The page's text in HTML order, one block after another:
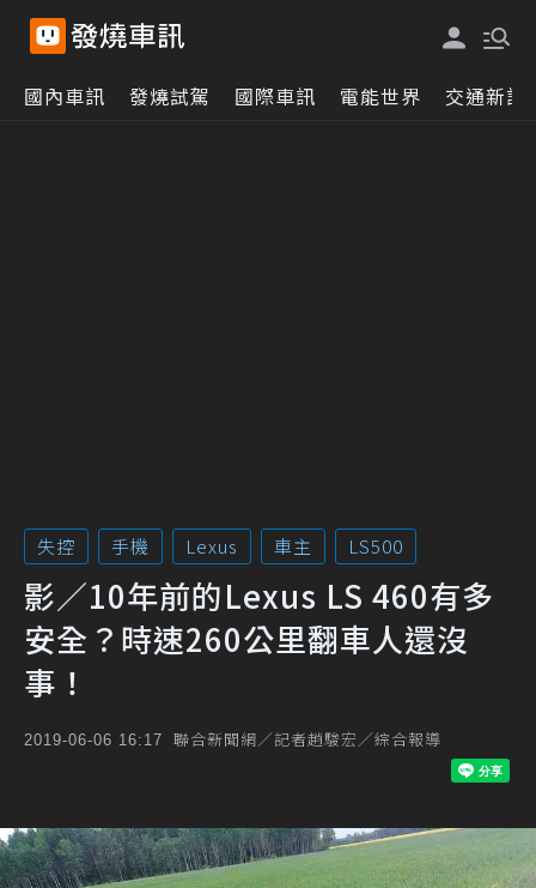
國內車訊 發燒試駕 國際車訊 電能世界 交通新訊
失控 手機 Lexus 車主 LS500
影／10年前的Lexus LS 460有多
安全？時速260公里翻車人還沒
事！
2019-06-06 16:17 聯合新聞網／記者趙駿宏／綜合報導